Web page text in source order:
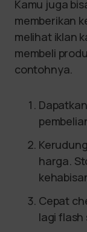
Kamu juga
memberikan
melihat iklan
membeli
contohnya.
harga.
Cepat
lagi flash